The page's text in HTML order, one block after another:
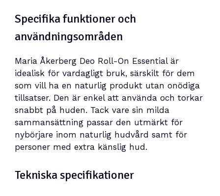
Specifika funktioner och
användningsområden
Maria Åkerberg Deo Roll-On Essential är
idealisk för vardagligt bruk, särskilt för dem
som vill ha en naturlig produkt utan onödiga
tillsatser. Den är enkel att använda och torkar
snabbt på huden. Tack vare sin milda
sammansättning passar den utmärkt för
nybörjare inom naturlig hudvård samt för
personer med extra känslig hud.
Tekniska specifikationer